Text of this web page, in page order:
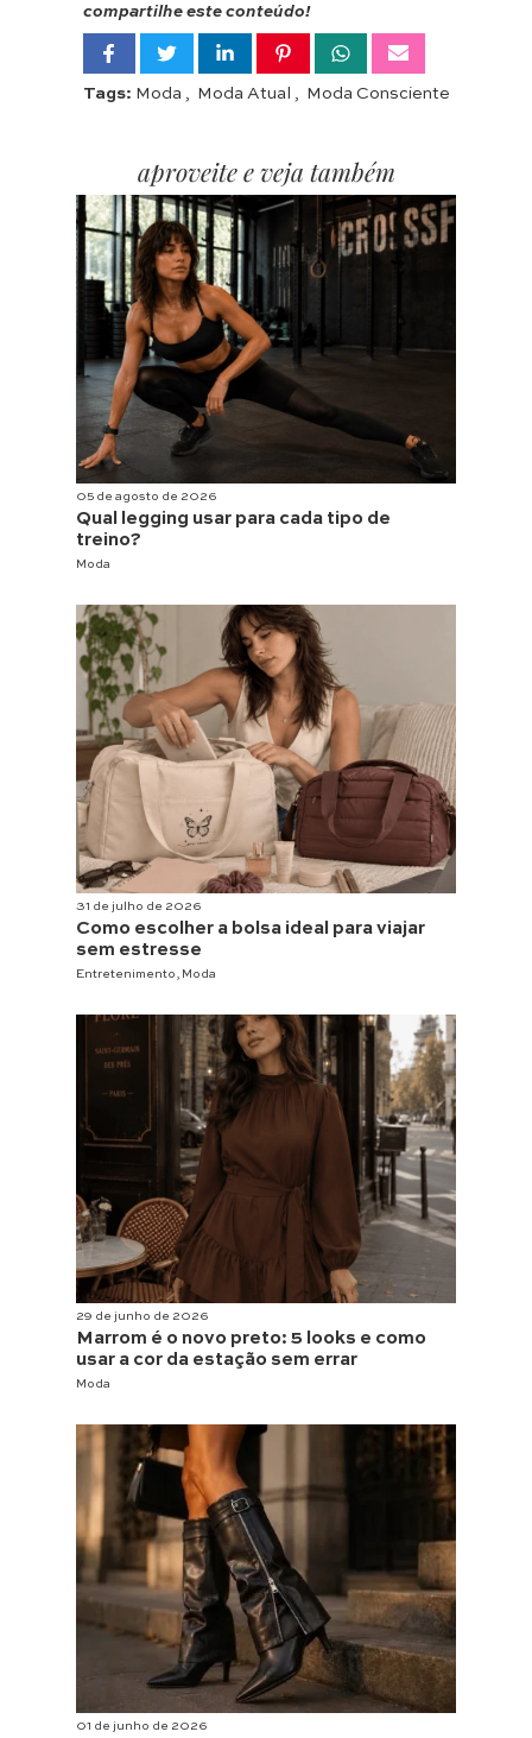
compartilhe este conteúdo!
Tags: Moda Moda Atual Moda Consciente
aproveite e veja também
05 de agosto de 2026
Qual legging usar para cada tipo de
treino?
Moda
31 de julho de 2026
Como escolher a bolsa ideal para viajar
sem estresse
Entretenimento , Moda
29 de junho de 2026
Marrom é o novo preto: 5 looks e como
usar a cor da estação sem errar
Moda
01 de junho de 2026